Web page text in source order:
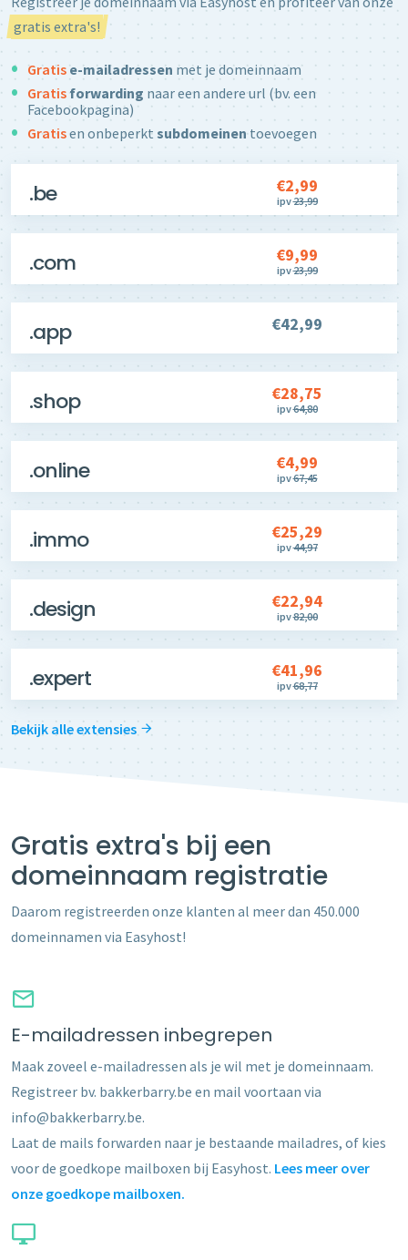
gratis extra's!
Gratise-mailadressen met je domeinnaam
Gratisforwarding naar een andere url (bv. een
Facebookpagina)
Gratisen onbeperkt subdomeinentoevoegen
.be €2,99
ipv23,99
.com €9,99
ipv23,99
.app €42,99
.shop €28,75
ipv64,80
.online €4,99
ipv67,45
.immo €25,29
ipv44,97
.design €22,94
ipv82,00
.expert €41,96
ipv68,77
Bekijk alle extensies
Gratis extra's bij een
domeinnaam registratie
Daarom registreerden onze klanten al meer dan 450.000
domeinnamen via Easyhost!
E-mailadressen inbegrepen
Maak zoveel e-mailadressen als je wil met je domeinnaam.
Registreer bv. bakkerbarry.be en mail voortaan via
info@bakkerbarry.be.
Laat de mails forwarden naar je bestaande mailadres, of kies
voor de goedkope mailboxen bij Easyhost. Lees meer over
onze goedkope mailboxen.